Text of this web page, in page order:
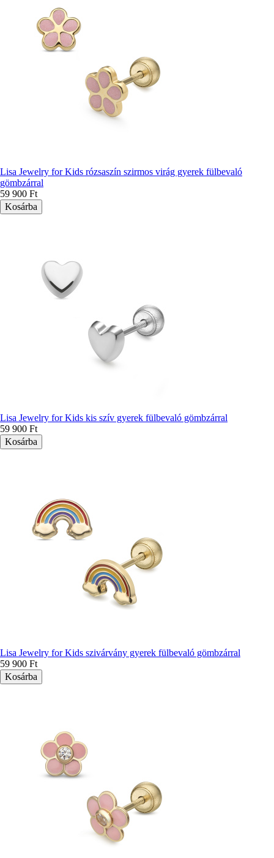
Lisa Jewelry for Kids rózsaszín szirmos virág gyerek fülbevaló
gömbzárral
59 900 Ft
Lisa Jewelry for Kids kis szív gyerek fülbevaló gömbzárral
59 900 Ft
Lisa Jewelry for Kids szivárvány gyerek fülbevaló gömbzárral
59 900 Ft